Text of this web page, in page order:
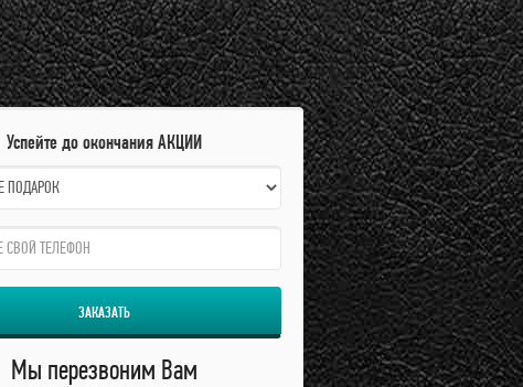
Успейте до окончания АКЦИИ
ЗАКАЗАТЬ
Мы перезвоним Вам